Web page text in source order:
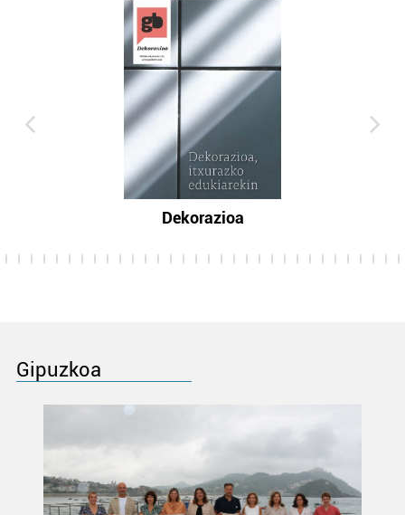
Dekorazioa
Gipuzkoa